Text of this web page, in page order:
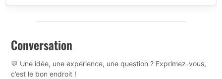
Conversation
💬 Une idée, une expérience, une question ? Exprimez-vous,
c’est le bon endroit !